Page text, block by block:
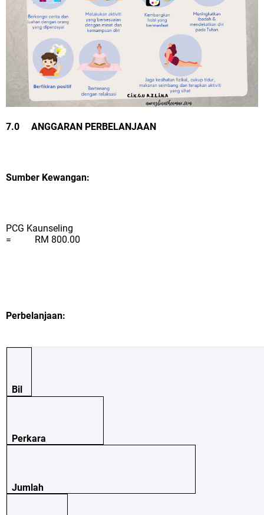
7.0 ANGGARAN PERBELANJAAN
Sumber Kewangan:
PCG Kaunseling
= RM 800.00
Perbelanjaan:
Bil
Perkara
Jumlah